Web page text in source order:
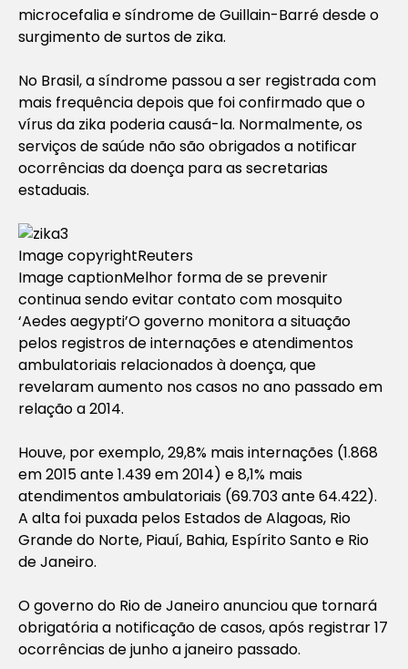
microcefalia e síndrome de Guillain-Barré desde o
surgimento de surtos de zika.
No Brasil, a síndrome passou a ser registrada com
mais frequência depois que foi confirmado que o
vírus da zika poderia causá-la. Normalmente, os
serviços de saúde não são obrigados a notificar
ocorrências da doença para as secretarias
estaduais.
Image copyrightReuters
Image captionMelhor forma de se prevenir
continua sendo evitar contato com mosquito
‘Aedes aegypti’O governo monitora a situação
pelos registros de internações e atendimentos
ambulatoriais relacionados à doença, que
revelaram aumento nos casos no ano passado em
relação a 2014.
Houve, por exemplo, 29,8% mais internações (1.868
em 2015 ante 1.439 em 2014) e 8,1% mais
atendimentos ambulatoriais (69.703 ante 64.422).
A alta foi puxada pelos Estados de Alagoas, Rio
Grande do Norte, Piauí, Bahia, Espírito Santo e Rio
de Janeiro.
O governo do Rio de Janeiro anunciou que tornará
obrigatória a notificação de casos, após registrar 17
ocorrências de junho a janeiro passado.